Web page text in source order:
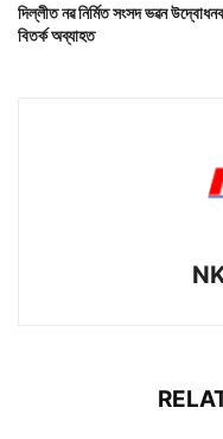
দিল্লীত নৱ নিৰ্মিত সংসদ ভৱন
বিতৰ্ক অব্যাহত